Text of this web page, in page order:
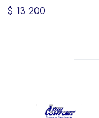
$ 13.200